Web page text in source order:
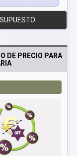
DE PRECIO PARA